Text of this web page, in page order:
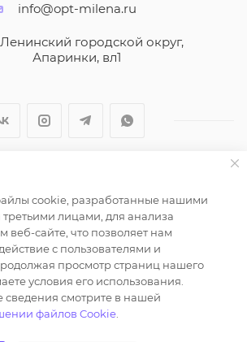
info@opt-milena.ru
городской округ,
Апаринки, вл1
"Вайт Текстиль групп"
на сайте носит справочный
является публичной офертой
пункта 2 статьи 437
кодекса Российской Федерации.
материалов, опубликованных
допустимо только при
разрешения редакции и
на https://opt-milena.ru
cookie, разработанные нашими
лицами, для анализа
веб-сайте, что позволяет нам
с пользователями и
просмотр страниц нашего
условия его использования.
сведения смотрите в нашей
файлов Cookie